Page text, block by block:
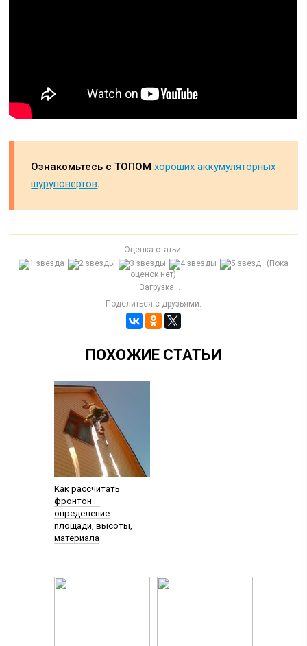
Ознакомьтесь с ТОПОМхороших аккумуляторных
шуруповертов.
Оценка статьи:
(Пока
оценок нет)
Загрузка...
Поделиться с друзьями:
ПОХОЖИЕ СТАТЬИ
Как рассчитать
фронтон –
определение
площади, высоты,
материала